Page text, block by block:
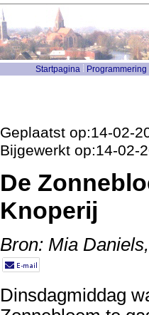
Startpagina Programmering
Geplaatst op:14-02-
Bijgewerkt op:14-02-
De
Knoperij
Bron: Mia
Dinsdagmiddag